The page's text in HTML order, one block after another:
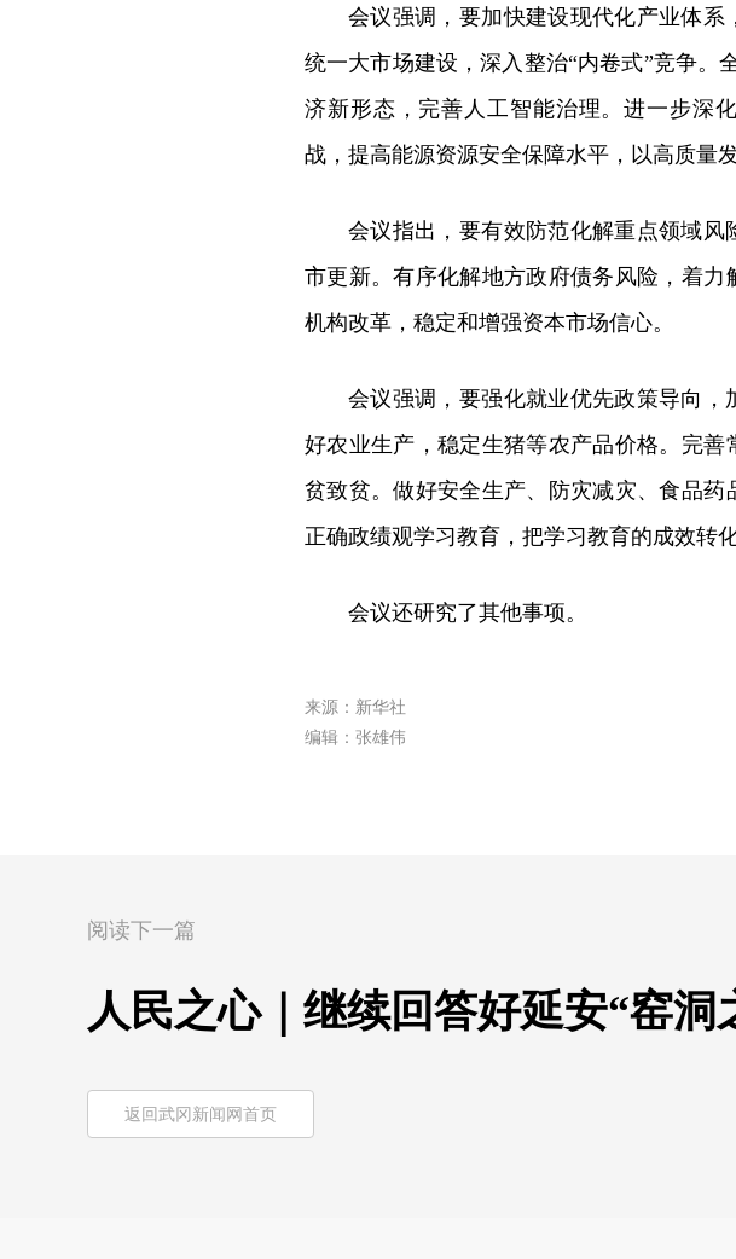
会议强调，要加快建设现代化产业体
统一大市场建设，深入整治“内卷式”竞争。
济新形态，完善人工智能治理。进一步深
战，提高能源资源安全保障水平，以高质量
会议指出，要有效防范化解重点领域
市更新。有序化解地方政府债务风险，着
机构改革，稳定和增强资本市场信心。
会议强调，要强化就业优先政策导向
好农业生产，稳定生猪等农产品价格。完
贫致贫。做好安全生产、防灾减灾、食品
正确政绩观学习教育，把学习教育的成效转
会议还研究了其他事项。
来源：新华社
编辑：张雄伟
阅读下一篇
人民之心｜继续回答好延安“窑洞
返回武冈新闻网首页